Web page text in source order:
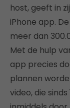
host, geeft in
iPhone app.
meer dan
Met de hulp
app precies
plannen
video, die